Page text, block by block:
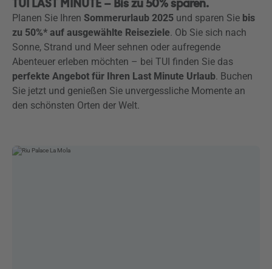
TUI LAST MINUTE – Bis zu 50% sparen.
Planen Sie Ihren Sommerurlaub 2025 und sparen Sie bis
zu 50%* auf ausgewählte Reiseziele. Ob Sie sich nach
Sonne, Strand und Meer sehnen oder aufregende
Abenteuer erleben möchten – bei TUI finden Sie das
perfekte Angebot für Ihren Last Minute Urlaub. Buchen
Sie jetzt und genießen Sie unvergessliche Momente an
den schönsten Orten der Welt.